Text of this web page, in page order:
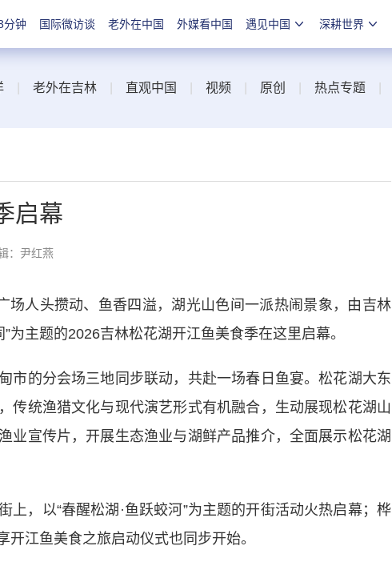
分钟 国际微访谈 老外在中国 外媒看中国 遇见中国 深耕世界
老外在吉林 直观中国 视频 原创 热点专题
启幕
：尹红燕
人头攒动、鱼香四溢，湖光山色间一派热闹景象，由吉林
为主题的2026吉林松花湖开江鱼美食季在这里启幕。
的分会场三地同步联动，共赴一场春日鱼宴。松花湖大东
传统渔猎文化与现代演艺形式有机融合，生动展现松花湖山
业宣传片，开展生态渔业与湖鲜产品推介，全面展示松花湖
，以“春醒松湖·鱼跃蛟河”为主题的开街活动火热启幕；桦
开江鱼美食之旅启动仪式也同步开始。